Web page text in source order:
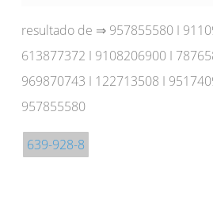
resultado de ⇒ 957855580 I
613877372 I 9108206900 I
969870743 I 122713508 I
957855580
639-928-8